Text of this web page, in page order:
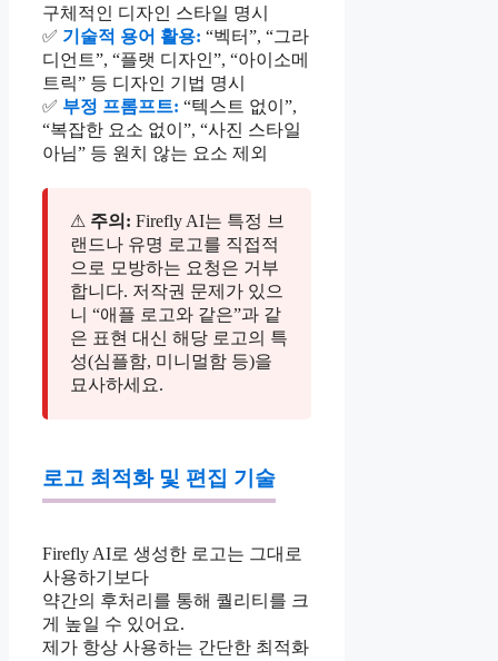
구체적인 디자인 스타일 명시
✅ 기술적 용어 활용: “벡터”, “그라
디언트”, “플랫 디자인”, “아이소메
트릭” 등 디자인 기법 명시
✅ 부정 프롬프트: “텍스트 없이”,
“복잡한 요소 없이”, “사진 스타일
아님” 등 원치 않는 요소 제외
⚠ 주의: Firefly AI는 특정 브
랜드나 유명 로고를 직접적
으로 모방하는 요청은 거부
합니다. 저작권 문제가 있으
니 “애플 로고와 같은”과 같
은 표현 대신 해당 로고의 특
성(심플함, 미니멀함 등)을
묘사하세요.
로고 최적화 및 편집 기술
Firefly AI로 생성한 로고는 그대로
사용하기보다
약간의 후처리를 통해 퀄리티를 크
게 높일 수 있어요.
제가 항상 사용하는 간단한 최적화